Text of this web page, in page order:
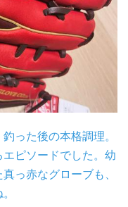
った後の本格調理。
ピソードでした。幼
っ赤なグローブも、